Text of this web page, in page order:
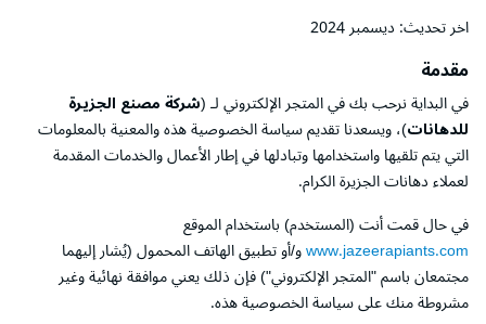
اخر تحديث: ديسمبر 2024
مقدمة
في البداية نرحب بك في المتجر الإلكتروني لـ (شركة مصنع الجزيرة
للدهانات)، ويسعدنا تقديم سياسة الخصوصية هذه والمعنية بالمعلومات
التي يتم تلقيها واستخدامها وتبادلها في إطار الأعمال والخدمات المقدمة
لعملاء دهانات الجزيرة الكرام.
في حال قمت أنت (المستخدم) باستخدام الموقع
www.jazeerapiants.comو/أو تطبيق الهاتف المحمول (يُشار إليهما
مجتمعان باسم "المتجر الإلكتروني") فإن ذلك يعني موافقة نهائية وغير
مشروطة منك على سياسة الخصوصية هذه.